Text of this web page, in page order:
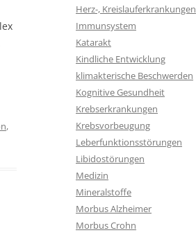
,
Herz-, Kreislauferkrankungen
Immunsystem
Katarakt
Kindliche Entwicklung
klimakterische Beschwerden
Kognitive Gesundheit
Krebserkrankungen
Krebsvorbeugung
Leberfunktionsstörungen
Libidostörungen
Medizin
Mineralstoffe
Morbus Alzheimer
Morbus Crohn